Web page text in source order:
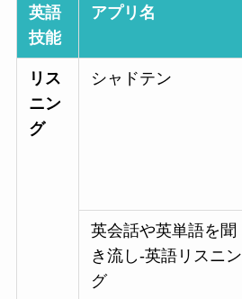
英語
技能
アプリ名
リス
ニン
グ
シャドテン
英会話や英単語を聞
き流し-英語リスニン
グ